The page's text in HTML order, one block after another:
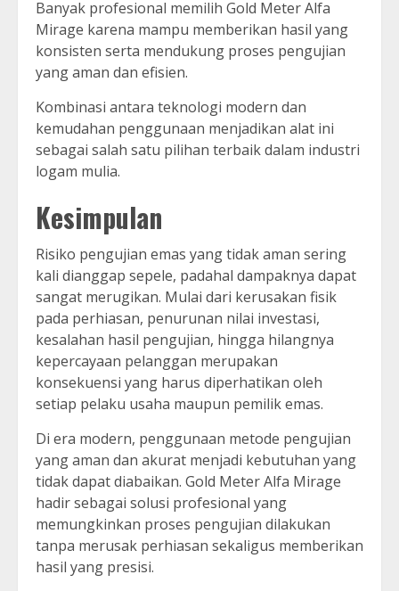
Banyak profesional memilih Gold Meter Alfa
Mirage karena mampu memberikan hasil yang
konsisten serta mendukung proses pengujian
yang aman dan efisien.
Kombinasi antara teknologi modern dan
kemudahan penggunaan menjadikan alat ini
sebagai salah satu pilihan terbaik dalam industri
logam mulia.
Kesimpulan
Risiko pengujian emas yang tidak aman sering
kali dianggap sepele, padahal dampaknya dapat
sangat merugikan. Mulai dari kerusakan fisik
pada perhiasan, penurunan nilai investasi,
kesalahan hasil pengujian, hingga hilangnya
kepercayaan pelanggan merupakan
konsekuensi yang harus diperhatikan oleh
setiap pelaku usaha maupun pemilik emas.
Di era modern, penggunaan metode pengujian
yang aman dan akurat menjadi kebutuhan yang
tidak dapat diabaikan. Gold Meter Alfa Mirage
hadir sebagai solusi profesional yang
memungkinkan proses pengujian dilakukan
tanpa merusak perhiasan sekaligus memberikan
hasil yang presisi.